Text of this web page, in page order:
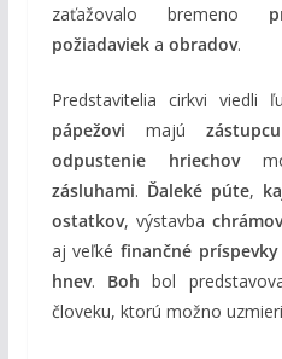
zaťažovalo bremeno
požiadavieka obradov.
Predstavitelia cirkvi viedli
pápežovi majú
odpustenie hriechov
zásluhami. Ďaleké púte,
ostatkov, výstavba chrámov
aj veľkéfinančné príspevky
hnev. Boh bol
človeku, ktorú možno